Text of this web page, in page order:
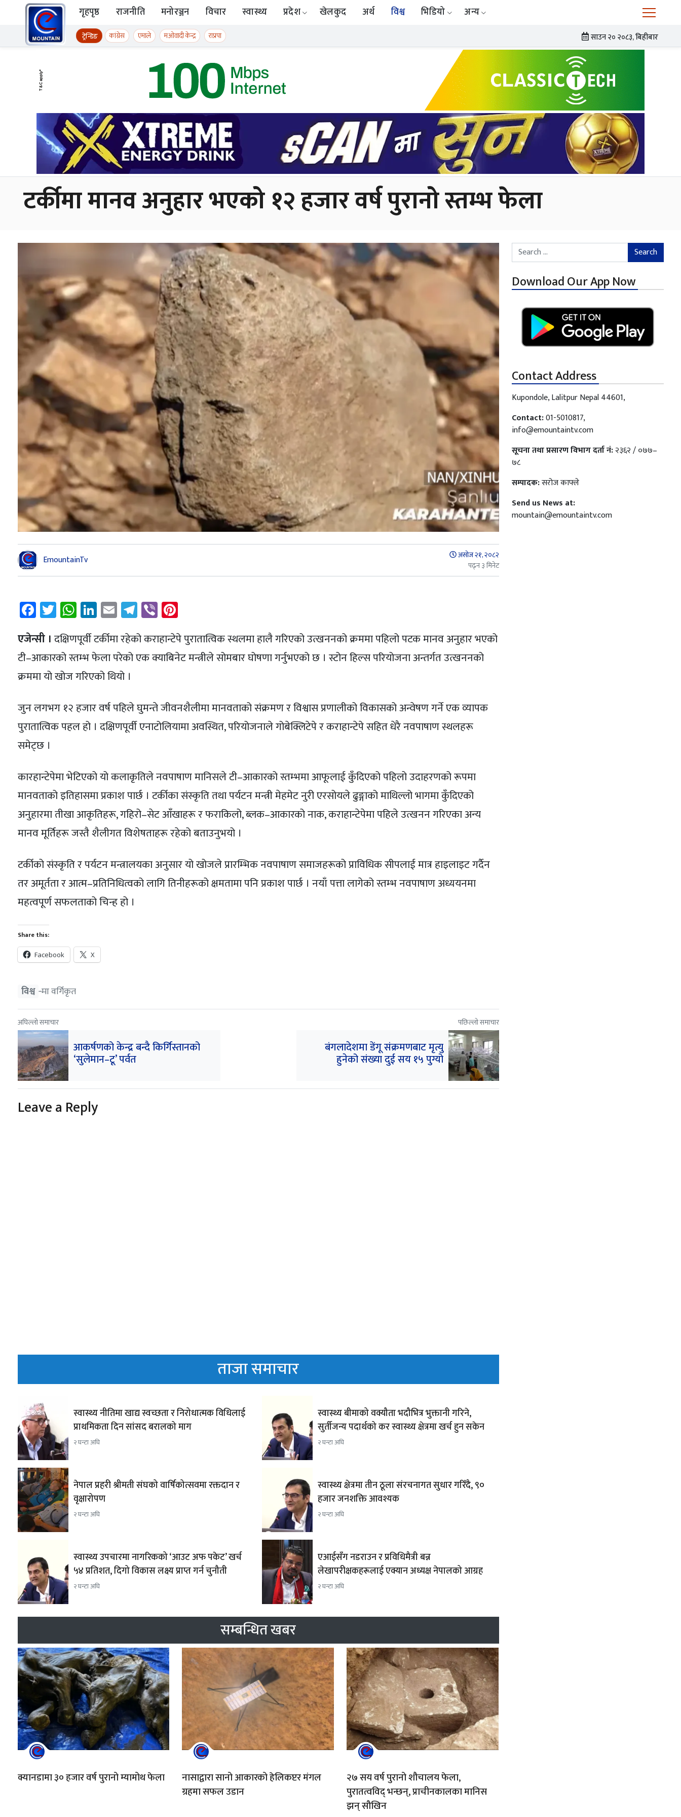
Skip to content
ईमाउण्टेन समाचार
गृहपृष्ठ राजनीति मनोरञ्जन विचार स्वास्थ्य प्रदेश खेलकुद अर्थ विश्व भिडियो अन्य
ट्रेन्डिङ कांग्रेस एमाले मओवादी केन्द्र राप्रपा साउन २० २०८३, बिहीबार
टर्कीमा मानव अनुहार भएको १२ हजार वर्ष पुरानो स्तम्भ फेला
EmountainTv
असोज २१, २०८२
पढ्न ३ मिनेट
Facebook
Twitter
WhatsApp
LinkedIn
EmailTelegram
ViberPinterest
एजेन्सी । दक्षिणपूर्वी टर्कीमा रहेको कराहान्टेपे पुरातात्विक स्थलमा हालै गरिएको उत्खननको क्रममा पहिलो पटक मानव अनुहार भएको
टी–आकारको स्तम्भ फेला परेको एक क्याबिनेट मन्त्रीले सोमबार घोषणा गर्नुभएको छ । स्टोन हिल्स परियोजना अन्तर्गत उत्खननको
क्रममा यो खोज गरिएको थियो ।
जुन लगभग १२ हजार वर्ष पहिले घुमन्ते जीवनशैलीमा मानवताको संक्रमण र विश्वास प्रणालीको विकासको अन्वेषण गर्ने एक व्यापक
पुरातात्विक पहल हो । दक्षिणपूर्वी एनाटोलियामा अवस्थित, परियोजनाले गोबेक्लिटेपे र कराहान्टेपे सहित धेरै नवपाषाण स्थलहरू
समेट्छ ।
कारहान्टेपेमा भेटिएको यो कलाकृतिले नवपाषाण मानिसले टी–आकारको स्तम्भमा आफूलाई कुँदिएको पहिलो उदाहरणको रूपमा
मानवताको इतिहासमा प्रकाश पार्छ । टर्कीका संस्कृति तथा पर्यटन मन्त्री मेहमेट नुरी एरसोयले ढुङ्गाको माथिल्लो भागमा कुँदिएको
अनुहारमा तीखा आकृतिहरू, गहिरो–सेट आँखाहरू र फराकिलो, ब्लक–आकारको नाक, कराहान्टेपेमा पहिले उत्खनन गरिएका अन्य
मानव मूर्तिहरू जस्तै शैलीगत विशेषताहरू रहेको बताउनुभयो ।
टर्कीको संस्कृति र पर्यटन मन्त्रालयका अनुसार यो खोजले प्रारम्भिक नवपाषाण समाजहरूको प्राविधिक सीपलाई मात्र हाइलाइट गर्दैन
तर अमूर्तता र आत्म–प्रतिनिधित्वको लागि तिनीहरूको क्षमतामा पनि प्रकाश पार्छ । नयाँ पत्ता लागेको स्तम्भ नवपाषाण अध्ययनमा
महत्वपूर्ण सफलताको चिन्ह हो ।
Share this:
Facebook X
विश्व ‐मा वर्गिकृत
अघिल्लो समाचार
आकर्षणको केन्द्र बन्दै किर्गिस्तानको
‘सुलेमान–टू’ पर्वत
पछिल्लो समाचार
बंगलादेशमा डेंगू संक्रमणबाट मृत्यु
हुनेको संख्या दुई सय १५ पुग्यो
Leave a Reply
ताजा समाचार
स्वास्थ्य नीतिमा खाद्य स्वच्छता र निरोधात्मक विधिलाई
प्राथमिकता दिन सांसद बरालको माग
२ घन्टा अघि
स्वास्थ्य बीमाको वक्यौता भदौभित्र भुक्तानी गरिने,
सुर्तीजन्य पदार्थको कर स्वास्थ्य क्षेत्रमा खर्च हुन सकेन
२ घन्टा अघि
नेपाल प्रहरी श्रीमती संघको वार्षिकोत्सवमा रक्तदान र
वृक्षारोपण
२ घन्टा अघि
स्वास्थ्य क्षेत्रमा तीन ठूला संरचनागत सुधार गरिँदै, ९०
हजार जनशक्ति आवश्यक
२ घन्टा अघि
स्वास्थ्य उपचारमा नागरिकको ‘आउट अफ पकेट’ खर्च
५४ प्रतिशत, दिगो विकास लक्ष्य प्राप्त गर्न चुनौती
२ घन्टा अघि
एआईसँग नडराउन र प्रविधिमैत्री बन्न
लेखापरीक्षकहरूलाई एक्यान अध्यक्ष नेपालको आग्रह
२ घन्टा अघि
सम्बन्धित खबर
क्यानडामा ३० हजार वर्ष पुरानो म्यामोथ फेला
नासाद्वारा सानो आकारको हेलिकप्टर मंगल
ग्रहमा सफल उडान
२७ सय वर्ष पुरानो शौचालय फेला,
पुरातत्वविद् भन्छन्, प्राचीनकालका मानिस
झन् सौखिन
Search for:
Download Our App Now
Contact Address
Kupondole, Lalitpur Nepal 44601,
Contact:01-5010817,
info@emountaintv.com
सूचना तथा प्रसारण विभाग दर्ता नं:२३६२ / ०७७–
७८
सम्पादक:सरोज काफ्ले
Send us News at:
mountain@emountaintv.com